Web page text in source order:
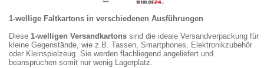
1-wellige Faltkartons in verschiedenen Ausführungen
Diese 1-welligen Versandkartons sind die ideale Versandverpackung für
kleine Gegenstände, wie z.B. Tassen, Smartphones, Elektronikzubehör
oder Kleinspielzeug. Sie werden flachliegend angeliefert und
beanspruchen somit nur wenig Lagerplatz.